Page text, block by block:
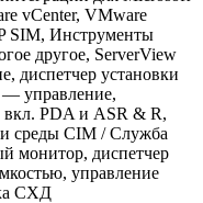
vCenter, VMware
SIM, Инструменты
другое, ServerView
диспетчер установки
— управление,
вкл. PDA и ASR & R,
среды CIM / Служба
монитор, диспетчер
управление
СХД